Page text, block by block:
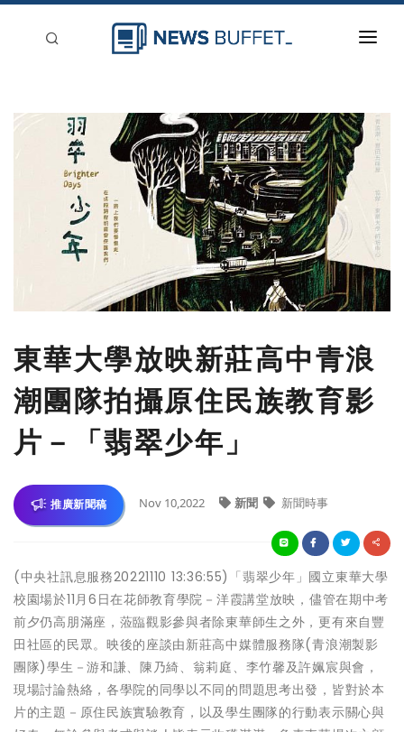
新聞稿分類
登入
刊登
東華大學放映新莊高中青浪
潮團隊拍攝原住民族教育影
片－「翡翠少年」
推廣新聞稿 Nov 10,2022 新聞 新聞時事
(中央社訊息服務20221110 13:36:55)「翡翠少年」國立東華大學
校園場於11月6日在花師教育學院－洋霞講堂放映，儘管在期中考
前夕仍高朋滿座，蒞臨觀影參與者除東華師生之外，更有來自豐
田社區的民眾。映後的座談由新莊高中媒體服務隊(青浪潮製影
團隊)學生－游和謙、陳乃綺、翁莉庭、李竹馨及許姵宸與會，
現場討論熱絡，各學院的同學以不同的問題思考出發，皆對於本
片的主題－原住民族實驗教育，以及學生團隊的行動表示關心與